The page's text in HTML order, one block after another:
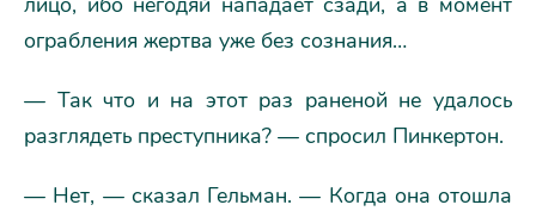
ограбления жертва уже без сознания…
— Так что и на этот раз раненой не удалось
разглядеть преступника? — спросил Пинкертон.
— Нет, — сказал Гельман. — Когда она отошла